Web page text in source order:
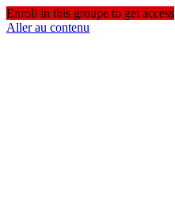
Enroll in this groupe to get access
Aller au contenu